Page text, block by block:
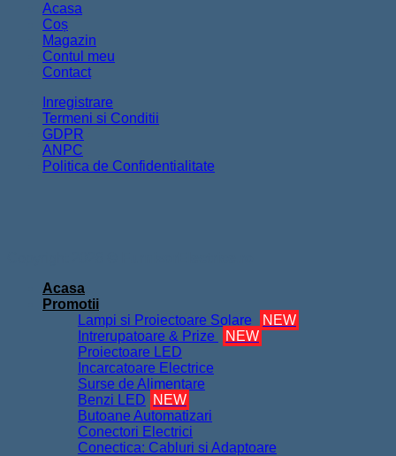
Acasa
Coș
Magazin
Contul meu
Contact
Inregistrare
Termeni si Conditii
GDPR
ANPC
Politica de Confidentialitate
Acasa
Promotii
Lampi si Proiectoare Solare
NEW
Intrerupatoare & Prize
NEW
Proiectoare LED
Incarcatoare Electrice
Surse de Alimentare
Benzi LED
NEW
Butoane Automatizari
Conectori Electrici
Conectica: Cabluri si Adaptoare